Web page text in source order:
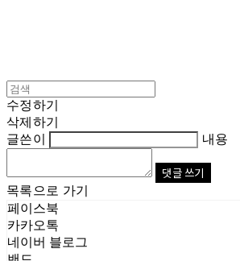
수정하기
삭제하기
글쓴이
내용
댓글 쓰기
목록으로 가기
페이스북
카카오톡
네이버 블로그